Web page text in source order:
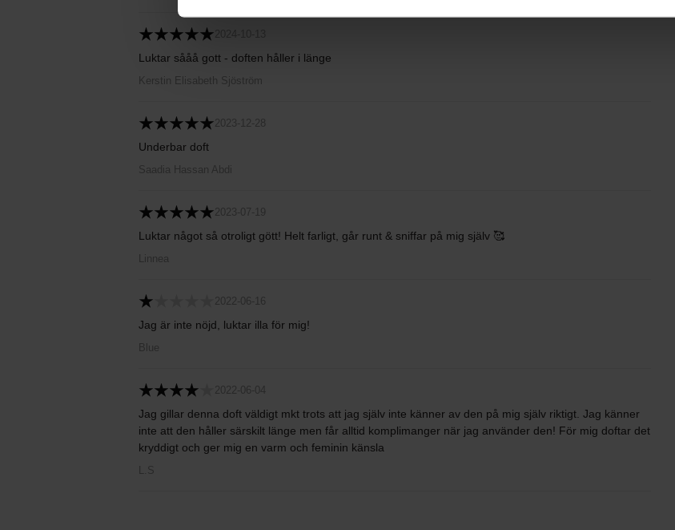
Luktar sååå gott - doften håller i länge
Kerstin Elisabeth Sjöström
2023-12-28
Underbar doft
Saadia Hassan Abdi
2023-07-19
Luktar något så otroligt gött! Helt farligt, går runt & sniffar på mig själv 🥰
Linnea
2022-06-16
Jag är inte nöjd, luktar illa för mig!
Blue
2022-06-04
Jag gillar denna doft väldigt mkt trots att jag själv inte känner av den på mig själv riktigt. Jag känner
inte att den håller särskilt länge men får alltid komplimanger när jag använder den! För mig doftar det
kryddigt och ger mig en varm och feminin känsla
L.S